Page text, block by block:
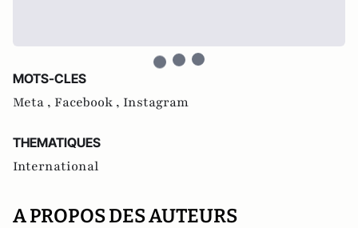
MOTS-CLES
Meta , Facebook , Instagram
THEMATIQUES
International
A PROPOS DES AUTEURS